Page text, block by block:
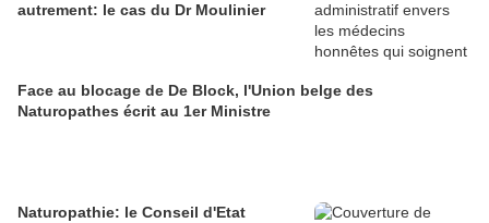
autrement: le cas du Dr Moulinier
Face au blocage de De Block, l'Union belge des
Naturopathes écrit au 1er Ministre
Naturopathie: le Conseil d'Etat